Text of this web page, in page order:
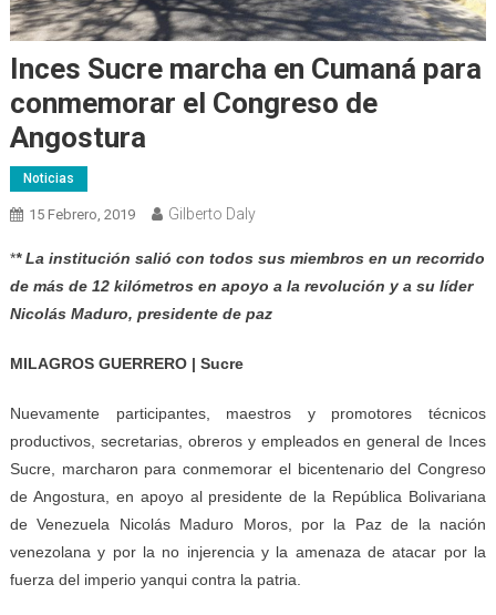
Inces Sucre marcha en Cumaná para
conmemorar el Congreso de
Angostura
Noticias
15 Febrero, 2019 Gilberto Daly
** La institución salió con todos sus miembros en un recorrido
de más de 12 kilómetros en apoyo a la revolución y a su líder
Nicolás Maduro, presidente de paz
MILAGROS GUERRERO | Sucre
Nuevamente participantes, maestros y promotores técnicos
productivos, secretarias, obreros y empleados en general de Inces
Sucre, marcharon para conmemorar el bicentenario del Congreso
de Angostura, en apoyo al presidente de la República Bolivariana
de Venezuela Nicolás Maduro Moros, por la Paz de la nación
venezolana y por la no injerencia y la amenaza de atacar por la
fuerza del imperio yanqui contra la patria.